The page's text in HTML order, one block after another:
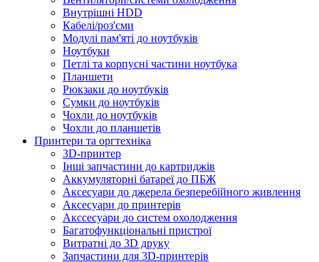
Внутрішні HDD
Кабелі/роз'єми
Модулі пам'яті до ноутбуків
Ноутбуки
Петлі та корпусні частини ноутбука
Планшети
Рюкзаки до ноутбуків
Сумки до ноутбуків
Чохли до ноутбуків
Чохли до планшетів
Принтери та оргтехніка
3D-принтер
Інші запчастини до картриджів
Аккумуляторні батареї до ПБЖ
Аксесуари до джерела безперебійного живлення
Аксесуари до принтерів
Акссесуари до систем охолодження
Багатофункціональні пристрої
Витратні до 3D друку
Запчастини для 3D-принтерів